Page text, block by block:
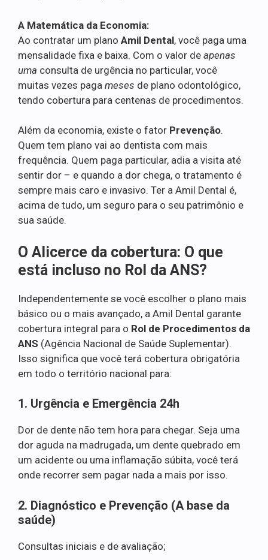
A Matemática da Economia:
Ao contratar um plano Amil Dental, você paga uma
mensalidade fixa e baixa. Com o valor de apenas
uma consulta de urgência no particular, você
muitas vezes paga meses de plano odontológico,
tendo cobertura para centenas de procedimentos.
Além da economia, existe o fator Prevenção.
Quem tem plano vai ao dentista com mais
frequência. Quem paga particular, adia a visita até
sentir dor – e quando a dor chega, o tratamento é
sempre mais caro e invasivo. Ter a Amil Dental é,
acima de tudo, um seguro para o seu patrimônio e
sua saúde.
O Alicerce da cobertura: O que
está incluso no Rol da ANS?
Independentemente se você escolher o plano mais
básico ou o mais avançado, a Amil Dental garante
cobertura integral para o Rol de Procedimentos da
ANS (Agência Nacional de Saúde Suplementar).
Isso significa que você terá cobertura obrigatória
em todo o território nacional para:
1. Urgência e Emergência 24h
Dor de dente não tem hora para chegar. Seja uma
dor aguda na madrugada, um dente quebrado em
um acidente ou uma inflamação súbita, você terá
onde recorrer sem pagar nada a mais por isso.
2. Diagnóstico e Prevenção (A base da
saúde)
Consultas iniciais e de avaliação;